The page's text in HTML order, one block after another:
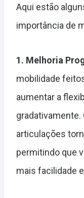
Aqui estão
importância de
1. Melhoria
mobilidade
aumentar a
articulações
permitindo que
mais facilidade